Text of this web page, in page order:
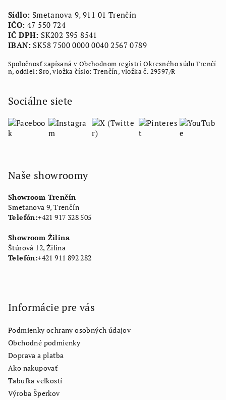
Sídlo: Smetanova 9, 911 01 Trenčín
IČO: 47 550 724
IČ DPH: SK202 395 8541
IBAN: SK58 7500 0000 0040 2567 0789
Spoločnosť zapísaná v Obchodnom registri Okresného súdu Trenčí
n, oddiel: Sro, vložka číslo: Trenčín, vložka č. 29597/R
Sociálne siete
Naše showroomy
Showroom Trenčín
Smetanova 9, Trenčín
Telefón:+421 917 328 505
Showroom Žilina
Štúrová 12, Žilina
Telefón:+421 911 892 282
Informácie pre vás
Podmienky ochrany osobných údajov
Obchodné podmienky
Doprava a platba
Ako nakupovať
Tabuľka veľkostí
Výroba Šperkov